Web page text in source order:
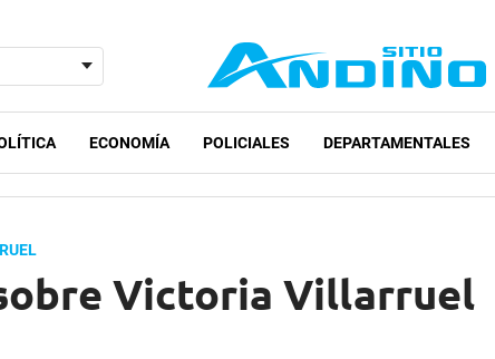
ECONOMÍA POLICIALES DEPARTAMENTALES
Victoria Villarruel